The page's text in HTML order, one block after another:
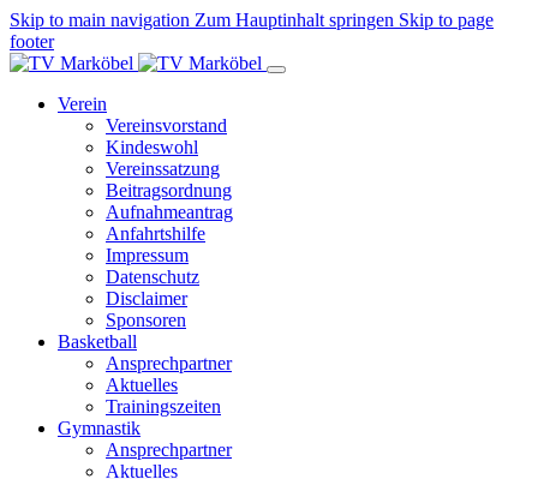
Skip to main navigation Zum Hauptinhalt springen Skip to page
footer
Verein
Vereinsvorstand
Kindeswohl
Vereinssatzung
Beitragsordnung
Aufnahmeantrag
Anfahrtshilfe
Impressum
Datenschutz
Disclaimer
Sponsoren
Basketball
Ansprechpartner
Aktuelles
Trainingszeiten
Gymnastik
Ansprechpartner
Aktuelles